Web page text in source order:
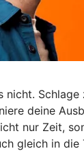
nicht.
deine
nur Zeit,
gleich in die